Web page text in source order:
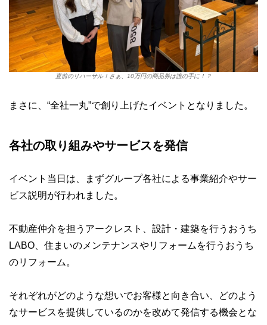
直前のリハーサル！さぁ、10万円の商品券は誰の手に！？
まさに、“全社一丸”で創り上げたイベントとなりました。
各社の取り組みやサービスを発信
イベント当日は、まずグループ各社による事業紹介やサー
ビス説明が行われました。
不動産仲介を担うアークレスト、設計・建築を行うおうち
LABO、住まいのメンテナンスやリフォームを行うおうち
のリフォーム。
それぞれがどのような想いでお客様と向き合い、どのよう
なサービスを提供しているのかを改めて発信する機会とな